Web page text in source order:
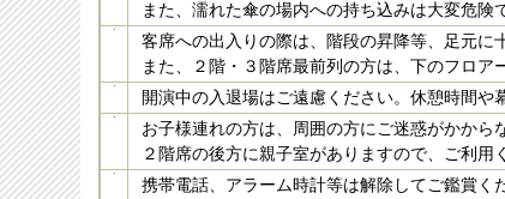
また、濡れた傘の場内への持ち込みは大変危険
客席への出入りの際は、階段の昇降等、足元に
また、２階・３階席最前列の方は、下のフロ
開演中の入退場はご遠慮ください。休憩時間や
お子様連れの方は、周囲の方にご迷惑がかから
２階席の後方に親子室がありますので、ご利用
携帯電話、アラーム時計等は解除してご鑑賞く